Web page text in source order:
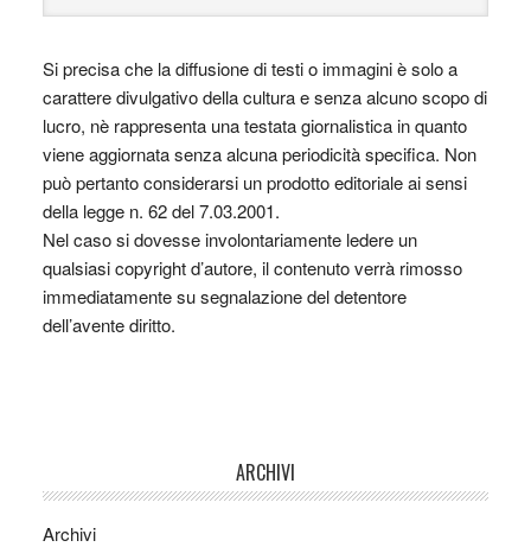
Si precisa che la diffusione di testi o immagini è solo a
carattere divulgativo della cultura e senza alcuno scopo di
lucro, nè rappresenta una testata giornalistica in quanto
viene aggiornata senza alcuna periodicità specifica. Non
può pertanto considerarsi un prodotto editoriale ai sensi
della legge n. 62 del 7.03.2001.
Nel caso si dovesse involontariamente ledere un
qualsiasi copyright d’autore, il contenuto verrà rimosso
immediatamente su segnalazione del detentore
dell’avente diritto.
ARCHIVI
Archivi